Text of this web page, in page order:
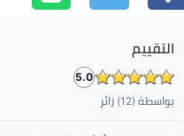
التقييم
5.0
بواسطة (12) زائر